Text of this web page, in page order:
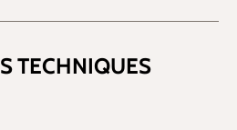
TECHNIQUES